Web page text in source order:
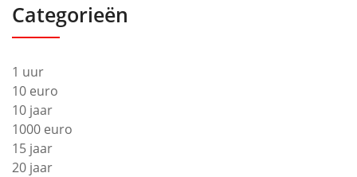
Categorieën
1 uur
10 euro
10 jaar
1000 euro
15 jaar
20 jaar